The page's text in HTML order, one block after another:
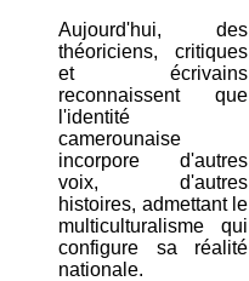
Aujourd'hui, des
théoriciens, critiques
et écrivains
reconnaissent que
l'identité
camerounaise
incorpore d'autres
voix, d'autres
histoires, admettant le
multiculturalisme qui
configure sa réalité
nationale.